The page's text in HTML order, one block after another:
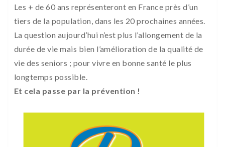
Les + de 60 ans représenteront en France près d’un
tiers de la population, dans les 20 prochaines années.
La question aujourd’hui n’est plus l’allongement de la
durée de vie mais bien l’amélioration de la qualité de
vie des seniors ; pour vivre en bonne santé le plus
longtemps possible.
Et cela passe par la prévention !